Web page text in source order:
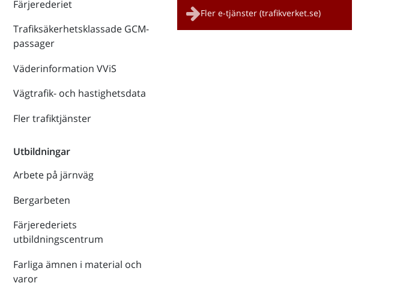
Färjerederiet
Trafiksäkerhetsklassade GCM-
passager
Väderinformation VViS
Vägtrafik- och hastighetsdata
Fler trafiktjänster
Utbildningar
Arbete på järnväg
Bergarbeten
Färjerederiets
utbildningscentrum
Farliga ämnen i material och
varor
Fler e-tjänster (trafikverket.se)